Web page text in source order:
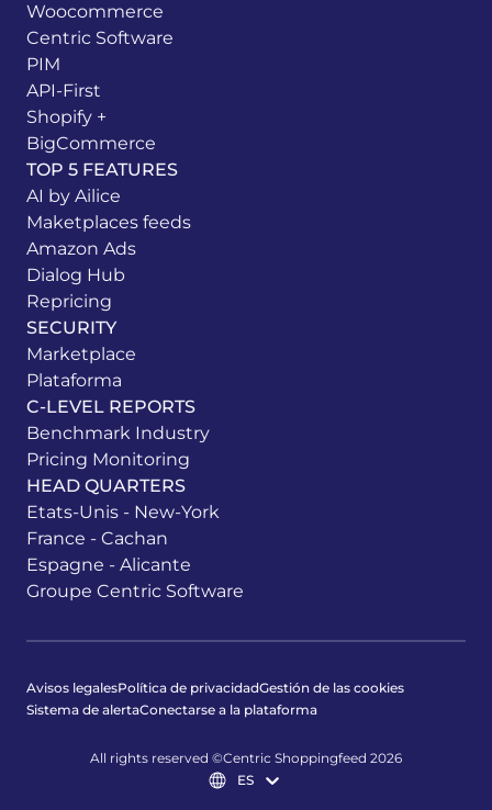
Woocommerce
Centric Software
PIM
API-First
Shopify +
BigCommerce
TOP 5 FEATURES
AI by Ailice
Maketplaces feeds
Amazon Ads
Dialog Hub
Repricing
SECURITY
Marketplace
Plataforma
C-LEVEL REPORTS
Benchmark Industry
Pricing Monitoring
HEAD QUARTERS
Etats-Unis - New-York
France - Cachan
Espagne - Alicante
Groupe Centric Software
Avisos legalesPolítica de privacidadGestión de las cookies
Sistema de alertaConectarse a la plataforma
All rights reserved ©Centric Shoppingfeed 2026
ES